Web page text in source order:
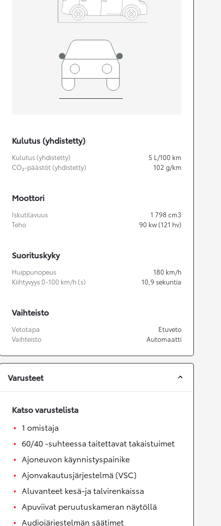
Kulutus (yhdistetty)
Kulutus (yhdistetty) 5 L/100 km
CO₂-päästöt (yhdistetty)
102 g/km
Moottori
Iskutilavuus 1 798 cm3
Teho
90 kw (121 hv)
Suorituskyky
Huippunopeus 180 km/h
Kiihtyvyys 0-100 km/h (s)
10,9 sekuntia
Vaihteisto
Vetotapa
Etuveto
Vaihteisto
Automaatti
Varusteet
Katso varustelista
1 omistaja
60/40 -suhteessa taitettavat takaistuimet
Ajoneuvon käynnistyspainike
Ajonvakautusjärjestelmä (VSC)
Aluvanteet kesä-ja talvirenkaissa
Apuviivat peruutuskameran näytöllä
Audiojärjestelmän säätimet